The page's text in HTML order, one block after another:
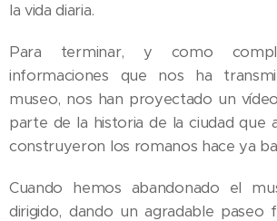
la vida diaria.
Para terminar, y como
informaciones que nos ha
museo, nos han proyectado un
parte de la historia de la ciudad que
construyeron los romanos hace ya
Cuando hemos abandonado el
dirigido, dando un agradable paseo